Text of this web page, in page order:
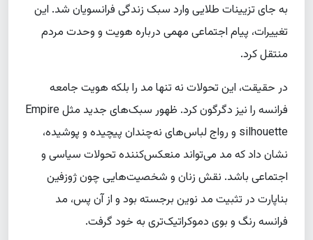
به جای تزیینات طلایی وارد سبک زندگی فرانسویان شد. این
تغییرات، پیام اجتماعی مهمی درباره هویت و وحدت مردم
منتقل کرد.
در حقیقت، این تحولات نه تنها مد را بلکه هویت جامعه
فرانسه را نیز دگرگون کرد. ظهور سبک‌های جدید مثل Empire
silhouette و رواج لباس‌های نه‌چندان پیچیده و پوشیده،
نشان داد که مد می‌تواند منعکس‌کننده تحولات سیاسی و
اجتماعی باشد. نقش زنان و شخصیت‌هایی چون ژوزفین
بناپارت در تثبیت مد نوین برجسته بود و از آن پس، مد
فرانسه رنگ و بوی دموکراتیک‌تری به خود گرفت.